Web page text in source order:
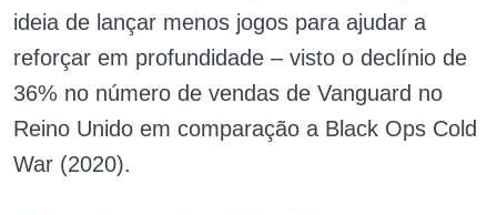
ideia de lançar menos jogos para ajudar a
reforçar em profundidade – visto o declínio de
36% no número de vendas de Vanguard no
Reino Unido em comparação a Black Ops Cold
War (2020).